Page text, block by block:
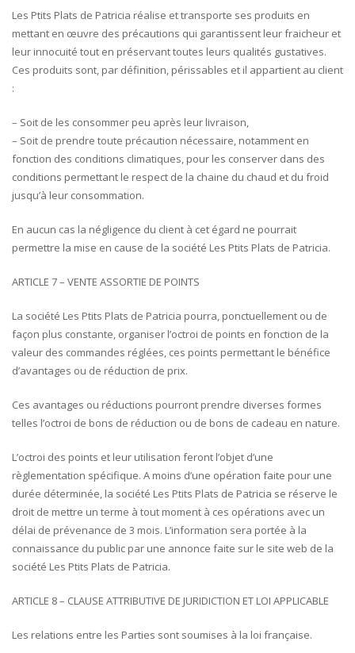
Les Ptits Plats de Patricia réalise et transporte ses produits en
mettant en œuvre des précautions qui garantissent leur fraicheur et
leur innocuité tout en préservant toutes leurs qualités gustatives.
Ces produits sont, par définition, périssables et il appartient au client
:
– Soit de les consommer peu après leur livraison,
– Soit de prendre toute précaution nécessaire, notamment en
fonction des conditions climatiques, pour les conserver dans des
conditions permettant le respect de la chaine du chaud et du froid
jusqu’à leur consommation.
En aucun cas la négligence du client à cet égard ne pourrait
permettre la mise en cause de la société Les Ptits Plats de Patricia.
ARTICLE 7 – VENTE ASSORTIE DE POINTS
La société Les Ptits Plats de Patricia pourra, ponctuellement ou de
façon plus constante, organiser l’octroi de points en fonction de la
valeur des commandes réglées, ces points permettant le bénéfice
d’avantages ou de réduction de prix.
Ces avantages ou réductions pourront prendre diverses formes
telles l’octroi de bons de réduction ou de bons de cadeau en nature.
L’octroi des points et leur utilisation feront l’objet d’une
règlementation spécifique. A moins d’une opération faite pour une
durée déterminée, la société Les Ptits Plats de Patricia se réserve le
droit de mettre un terme à tout moment à ces opérations avec un
délai de prévenance de 3 mois. L’information sera portée à la
connaissance du public par une annonce faite sur le site web de la
société Les Ptits Plats de Patricia.
ARTICLE 8 – CLAUSE ATTRIBUTIVE DE JURIDICTION ET LOI APPLICABLE
Les relations entre les Parties sont soumises à la loi française.